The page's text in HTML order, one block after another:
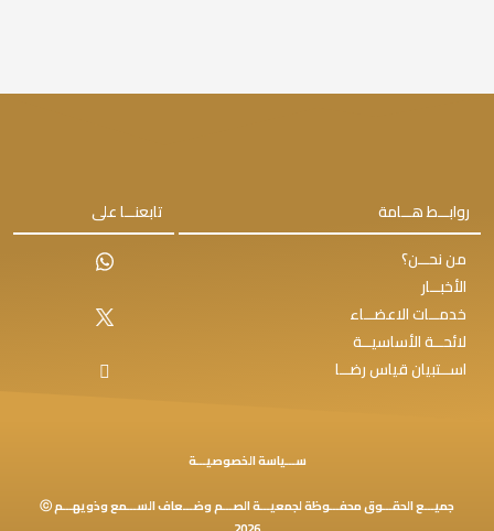
روابـــط هـــامة
تابعنـــا على
من نحـــن؟
الأخبـــار
خدمـــات الاعضـــاء
لائحـــة الأساسيـــة
اســـتبيان قياس رضـــا
ســـياسة الخصوصيـــة
جميـــع الحقـــوق محفـــوظة لجمعيـــة الصـــم وضـــعاف الســـمع وذويهـــم ⓒ